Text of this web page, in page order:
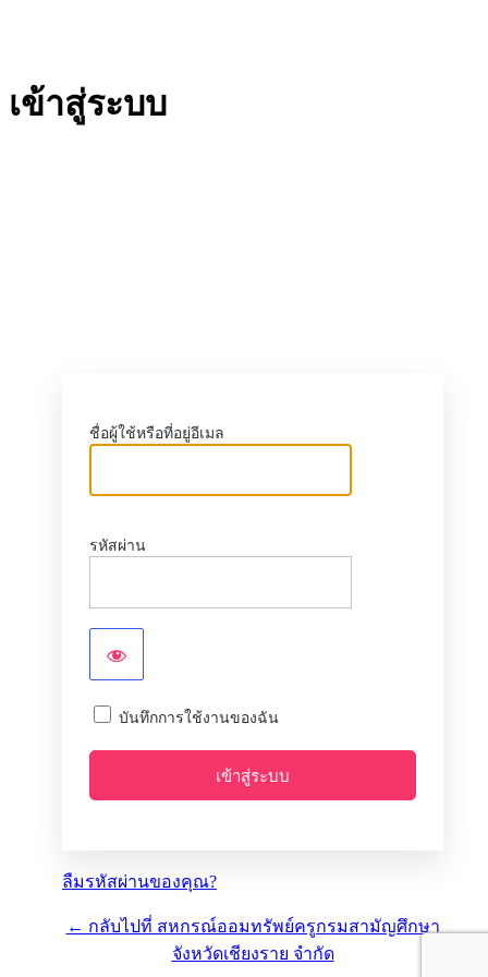
เข้าสู่ระบบ
ชื่อผู้ใช้หรือที่อยู่อีเมล
รหัสผ่าน
บันทึกการใช้งานของฉัน
ลืมรหัสผ่านของคุณ?
← กลับไปที่ สหกรณ์ออมทรัพย์ครูกรมสามัญศึกษา
จังหวัดเชียงราย จำกัด